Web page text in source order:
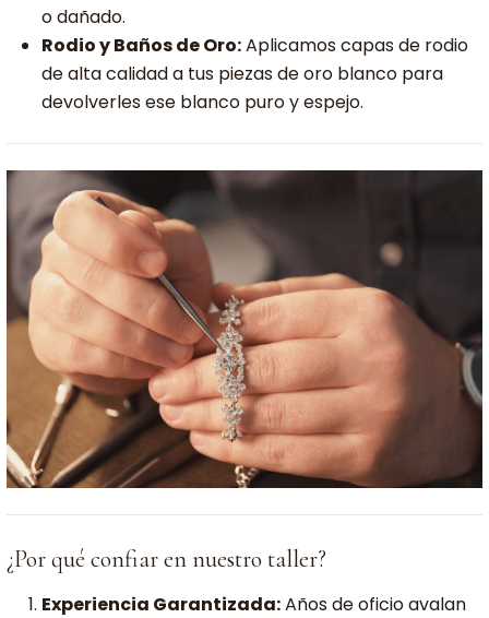
o dañado.
Rodio y Baños de Oro:Aplicamos capas de rodio
de alta calidad a tus piezas de oro blanco para
devolverles ese blanco puro y espejo.
¿Por qué confiar en nuestro taller?
Experiencia Garantizada:Años de oficio avalan